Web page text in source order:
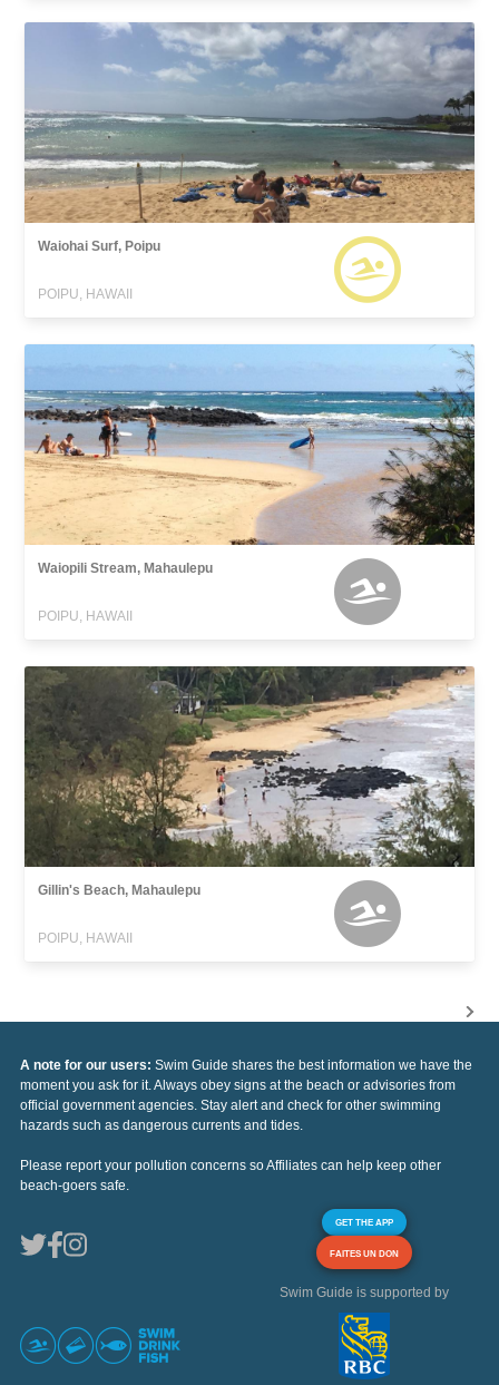
Waiohai Surf, Poipu
POIPU, HAWAII
Waiopili Stream, Mahaulepu
POIPU, HAWAII
Gillin's Beach, Mahaulepu
POIPU, HAWAII
A note for our users: Swim Guide shares the best information we have the
moment you ask for it. Always obey signs at the beach or advisories from
official government agencies. Stay alert and check for other swimming
hazards such as dangerous currents and tides.
Please report your pollution concerns so Affiliates can help keep other
beach-goers safe.
GET THE APP
FAITES UN DON
Swim Guide is supported by